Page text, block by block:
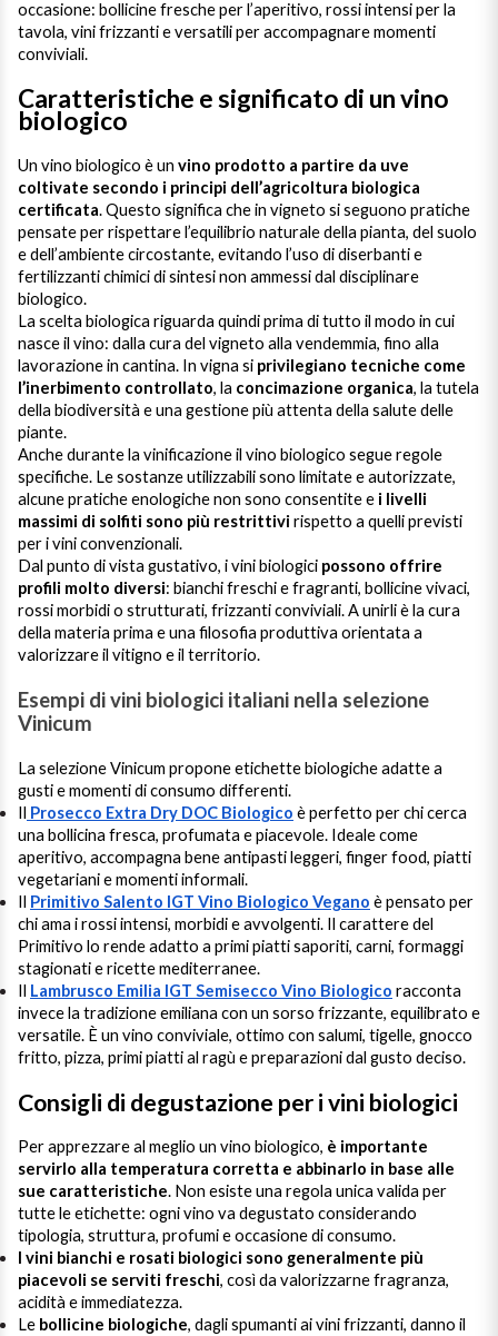
occasione: bollicine fresche per l’aperitivo, rossi intensi per la
tavola, vini frizzanti e versatili per accompagnare momenti
conviviali.
Caratteristiche e significato di un vino
biologico
Un vino biologico è un vino prodotto a partire da uve
coltivate secondo i principi dell’agricoltura biologica
certificata. Questo significa che in vigneto si seguono pratiche
pensate per rispettare l’equilibrio naturale della pianta, del suolo
e dell’ambiente circostante, evitando l’uso di diserbanti e
fertilizzanti chimici di sintesi non ammessi dal disciplinare
biologico.
La scelta biologica riguarda quindi prima di tutto il modo in cui
nasce il vino: dalla cura del vigneto alla vendemmia, fino alla
lavorazione in cantina. In vigna si privilegiano tecniche come
l’inerbimento controllato, la concimazione organica, la tutela
della biodiversità e una gestione più attenta della salute delle
piante.
Anche durante la vinificazione il vino biologico segue regole
specifiche. Le sostanze utilizzabili sono limitate e autorizzate,
alcune pratiche enologiche non sono consentite e i livelli
massimi di solfiti sono più restrittivi rispetto a quelli previsti
per i vini convenzionali.
Dal punto di vista gustativo, i vini biologici possono offrire
profili molto diversi: bianchi freschi e fragranti, bollicine vivaci,
rossi morbidi o strutturati, frizzanti conviviali. A unirli è la cura
della materia prima e una filosofia produttiva orientata a
valorizzare il vitigno e il territorio.
Esempi di vini biologici italiani nella selezione
Vinicum
La selezione Vinicum propone etichette biologiche adatte a
gusti e momenti di consumo differenti.
Il Prosecco Extra Dry DOC Biologico è perfetto per chi cerca
una bollicina fresca, profumata e piacevole. Ideale come
aperitivo, accompagna bene antipasti leggeri, finger food, piatti
vegetariani e momenti informali.
Il Primitivo Salento IGT Vino Biologico Vegano è pensato per
chi ama i rossi intensi, morbidi e avvolgenti. Il carattere del
Primitivo lo rende adatto a primi piatti saporiti, carni, formaggi
stagionati e ricette mediterranee.
Il Lambrusco Emilia IGT Semisecco Vino Biologico racconta
invece la tradizione emiliana con un sorso frizzante, equilibrato e
versatile. È un vino conviviale, ottimo con salumi, tigelle, gnocco
fritto, pizza, primi piatti al ragù e preparazioni dal gusto deciso.
Consigli di degustazione per i vini biologici
Per apprezzare al meglio un vino biologico, è importante
servirlo alla temperatura corretta e abbinarlo in base alle
sue caratteristiche. Non esiste una regola unica valida per
tutte le etichette: ogni vino va degustato considerando
tipologia, struttura, profumi e occasione di consumo.
I vini bianchi e rosati biologici sono generalmente più
piacevoli se serviti freschi, così da valorizzarne fragranza,
acidità e immediatezza.
Le bollicine biologiche, dagli spumanti ai vini frizzanti, danno il